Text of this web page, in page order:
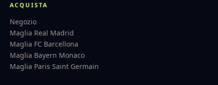
ACQUISTA
Negozio
Maglia Real Madrid
Maglia FC Barcellona
Maglia Bayern Monaco
Maglia Paris Saint Germain